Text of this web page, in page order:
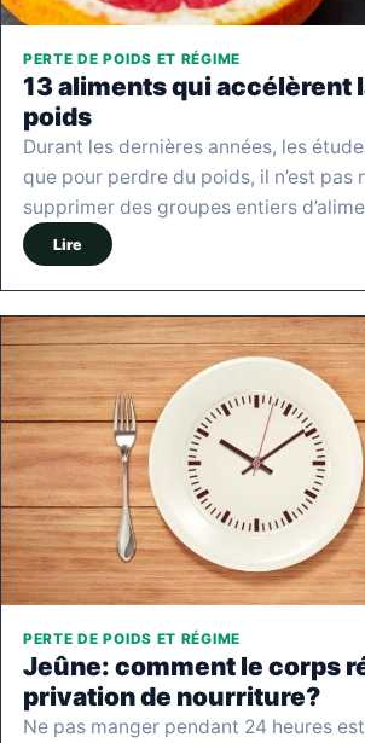
PERTE DE POIDS ET RÉGIME
13 aliments qui accélèrent
poids
Durant les dernières années, les
que pour perdre du poids, il n’est pas
supprimer des groupes entiers
Lire
PERTE DE POIDS ET RÉGIME
Jeûne: comment le corps
privation de nourriture?
Ne pas manger pendant 24 heures